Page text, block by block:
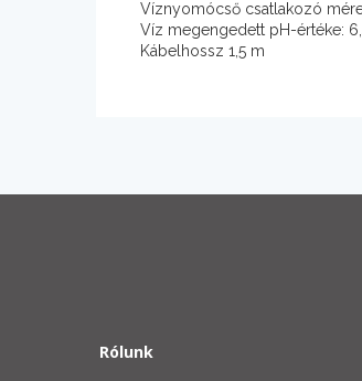
Víznyomócső csatlakozó
Víz megengedett pH-értéke:
Kábelhossz 1,5 m
Rólunk